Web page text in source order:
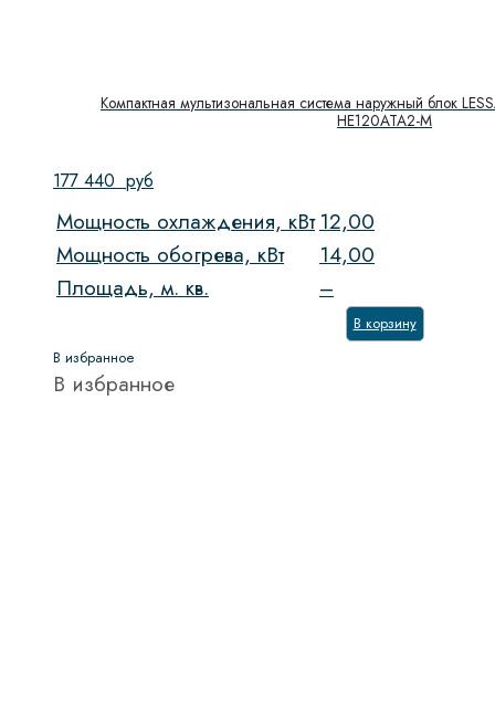
Компактная мультизональная система наружный блок
HE120ATA2-M
177 440 руб
Мощность охлаждения, кВт12,00
Мощность обогрева, кВт
14,00
Площадь, м. кв.
–
В корзину
В избранное
В избранное